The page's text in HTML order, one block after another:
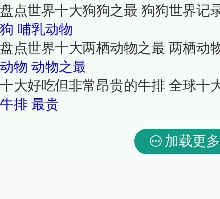
盘点世界十大狗狗之最 狗狗世界记
狗 哺乳动物
盘点世界十大两栖动物之最 两栖动
动物 动物之最
十大好吃但非常昂贵的牛排 全球十
牛排 最贵
加载更多